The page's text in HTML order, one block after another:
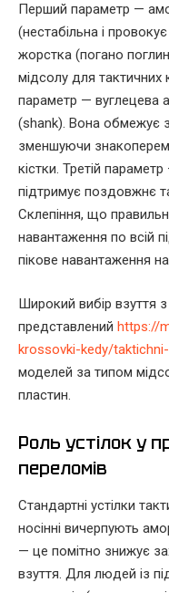
Перший параметр —
(нестабільна і
жорстка (погано
мідсолу для
параметр — вуглецева
(shank). Вона обмежує
зменшуючи
кістки. Третій
підтримує поздовжнє
Склепіння, що
навантаження по всій
пікове навантаження
Широкий вибір взуття
представлений https://
krossovki-kedy/
моделей за типом
пластин.
Роль устілок у
переломів
Стандартні устілки
носінні вичерпують
— це помітно знижує
взуття. Для людей із